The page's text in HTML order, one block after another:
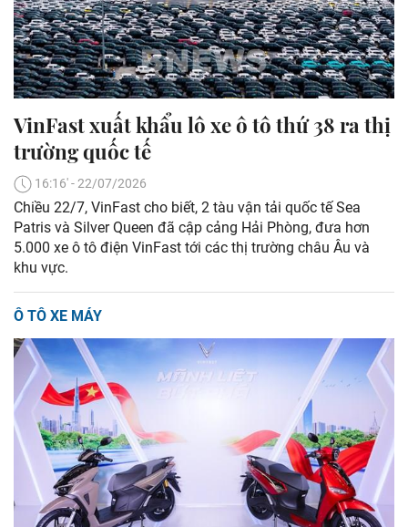
VinFast xuất khẩu lô xe ô tô thứ 38 ra thị
trường quốc tế
16:16' - 22/07/2026
Chiều 22/7, VinFast cho biết, 2 tàu vận tải quốc tế Sea
Patris và Silver Queen đã cập cảng Hải Phòng, đưa hơn
5.000 xe ô tô điện VinFast tới các thị trường châu Âu và
khu vực.
Ô TÔ XE MÁY